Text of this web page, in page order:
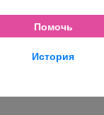
Помочь
История